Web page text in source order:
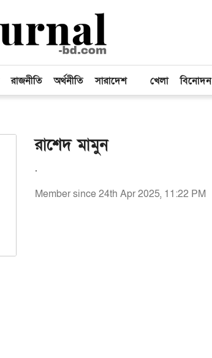
রাজনীতি অর্থনীতি সারাদেশ খেলা বিনোদন
রাশেদ মামুন
.
Member since 24th Apr 2025, 11:22 PM